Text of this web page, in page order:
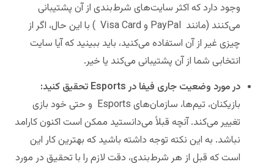
وجود دارد که اکثر سایت‌های شرط‌بندی از آن پشتیبانی
می‌کنند (مانند PayPal و Visa Card ) با این حال، اگر از
چیزی غیر از آن استفاده می‌کنید، باید ببینید که آیا سایت
انتخابی شما از آن پشتیبانی می‌کند یا خیر.
در مورد وضعیت جاری فیفا در Esports تحقیق کنید:
بازیکنان، تیم‌ها، سازمان‌های Esports و حتی خود بازی
تغییر می‌کند. آنچه قبلاً می‌دانستید ممکن است اکنون کارامد
نباشد. به این نکته توجه داشته باشید که بهترین کار این
است که قبل از هر شرط‌بندی، دقت لازم را با تحقیق در مورد